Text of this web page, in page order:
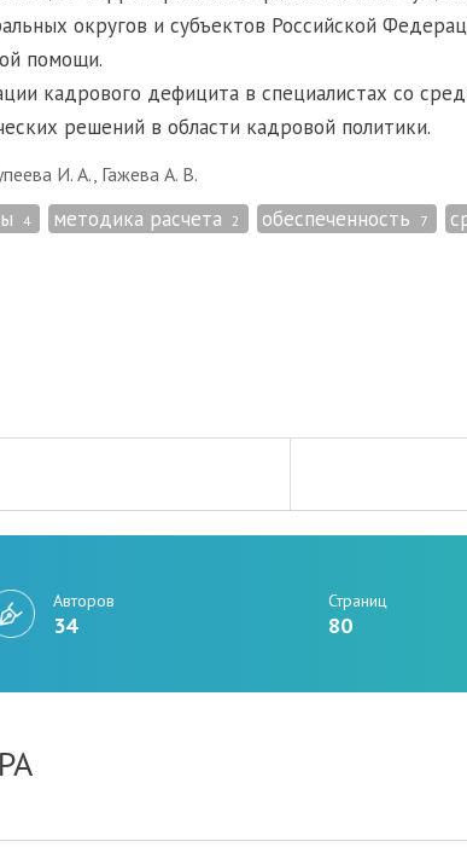
округов и субъектов Российской
помощи.
кадрового дефицита в специалистах со
решений в области кадровой политики.
И. А., Гажева А. В.
4 методика расчета 2 обеспеченность 7
Авторов
34
Страниц
80